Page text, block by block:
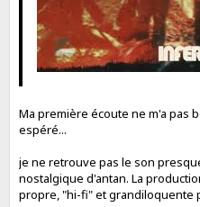
Ma première écoute ne m'a pas
espéré...
je ne retrouve pas le son
nostalgique d'antan. La
propre, "hi-fi" et grandiloquente